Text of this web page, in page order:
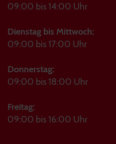
09:00 bis 14:00 Uhr
Dienstag bis Mittwoch:
09:00 bis 17:00 Uhr
Donnerstag:
09:00 bis 18:00 Uhr
Freitag:
09:00 bis 16:00 Uhr